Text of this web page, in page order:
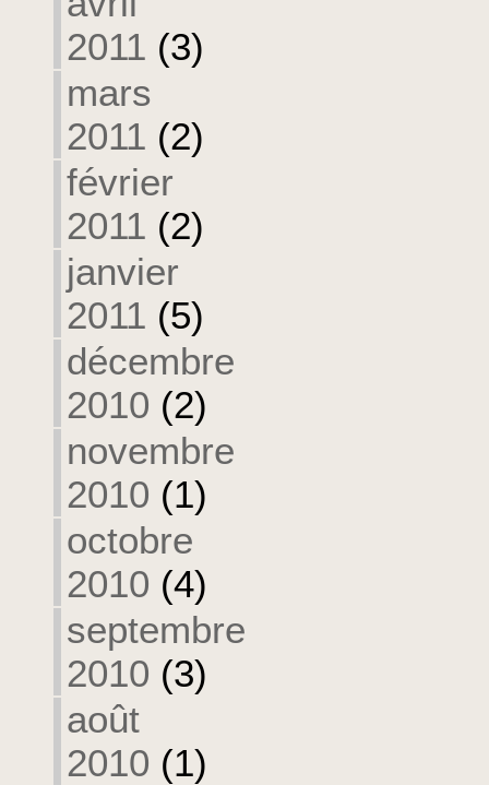
2011 (3)
mars
2011 (2)
février
2011 (2)
janvier
2011 (5)
décembre
2010 (2)
novembre
2010 (1)
octobre
2010 (4)
septembre
2010 (3)
août
2010 (1)